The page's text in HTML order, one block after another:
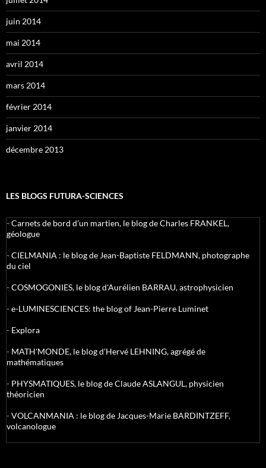
juin 2014
mai 2014
avril 2014
mars 2014
février 2014
janvier 2014
décembre 2013
LES BLOGS FUTURA-SCIENCES
-Carnets de bord d’un martien, le blog de Charles FRANKEL,
géologue
-CIELMANIA : le blog de Jean-Baptiste FELDMANN, photographe
du ciel
-COSMOGONIES, le blog d'Aurélien BARRAU, astrophysicien
-e-LUMINESCIENCES: the blog of Jean-Pierre Luminet
- Explora
- MATH'MONDE, le blog d'Hervé LEHNING, agrégé de
mathématiques
- PHYSMATIQUES, le blog de Claude ASLANGUL, physicien
théoricien
-VOLCANMANIA : le blog de Jacques-Marie BARDINTZEFF,
volcanologue